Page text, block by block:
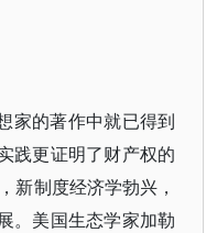
家的著作中就已得到
践更证明了财产权的
新制度经济学勃兴，
。美国生态学家加勒